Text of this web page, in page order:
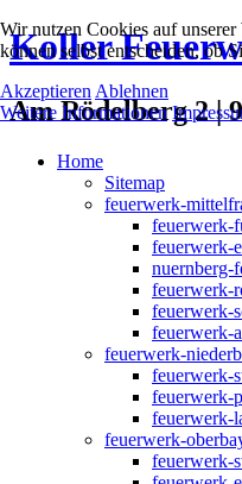
Koller
Am Rödelberg 2 |
Home
Sitemap
feuerwerk-
feuerwerk-
feuerwerk-
nuernberg-
feuerwerk-
feuerwerk-
feuerwerk-
feuerwerk-
feuerwerk-
feuerwerk-
feuerwerk-
feuerwerk-
feuerwerk-
Wir nutzen Cookies auf
können selbst entscheiden, ob
Akzeptieren Ablehnen
Weitere Informationen